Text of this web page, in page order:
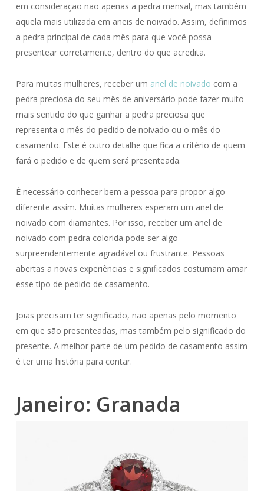
em consideração não apenas a pedra mensal, mas também
aquela mais utilizada em aneis de noivado. Assim, definimos
a pedra principal de cada mês para que você possa
presentear corretamente, dentro do que acredita.
Para muitas mulheres, receber um anel de noivado com a
pedra preciosa do seu mês de aniversário pode fazer muito
mais sentido do que ganhar a pedra preciosa que
representa o mês do pedido de noivado ou o mês do
casamento. Este é outro detalhe que fica a critério de quem
fará o pedido e de quem será presenteada.
É necessário conhecer bem a pessoa para propor algo
diferente assim. Muitas mulheres esperam um anel de
noivado com diamantes. Por isso, receber um anel de
noivado com pedra colorida pode ser algo
surpreendentemente agradável ou frustrante. Pessoas
abertas a novas experiências e significados costumam amar
esse tipo de pedido de casamento.
Joias precisam ter significado, não apenas pelo momento
em que são presenteadas, mas também pelo significado do
presente. A melhor parte de um pedido de casamento assim
é ter uma história para contar.
Janeiro: Granada